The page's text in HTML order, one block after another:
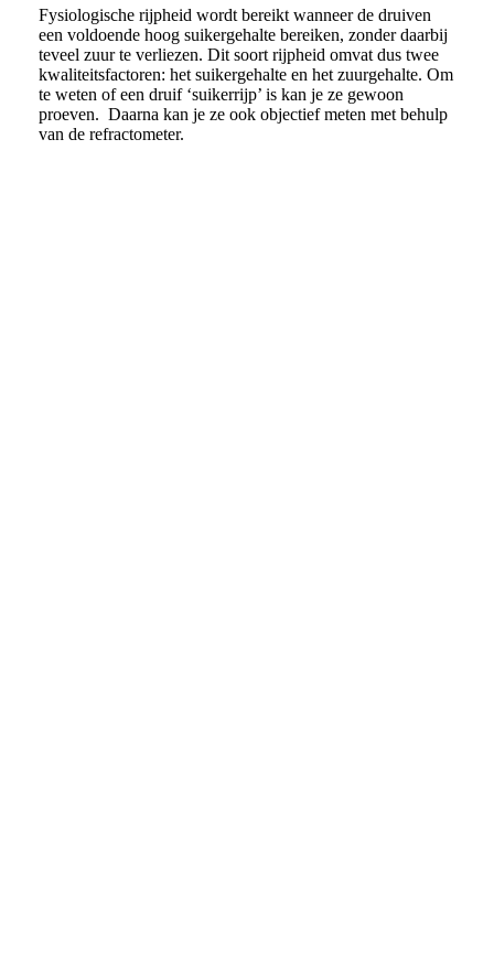
Fysiologische rijpheid wordt bereikt wanneer de druiven
een voldoende hoog suikergehalte bereiken, zonder daarbij
teveel zuur te verliezen. Dit soort rijpheid omvat dus twee
kwaliteitsfactoren: het suikergehalte en het zuurgehalte. Om
te weten of een druif ‘suikerrijp’ is kan je ze gewoon
proeven. Daarna kan je ze ook objectief meten met behulp
van de refractometer.